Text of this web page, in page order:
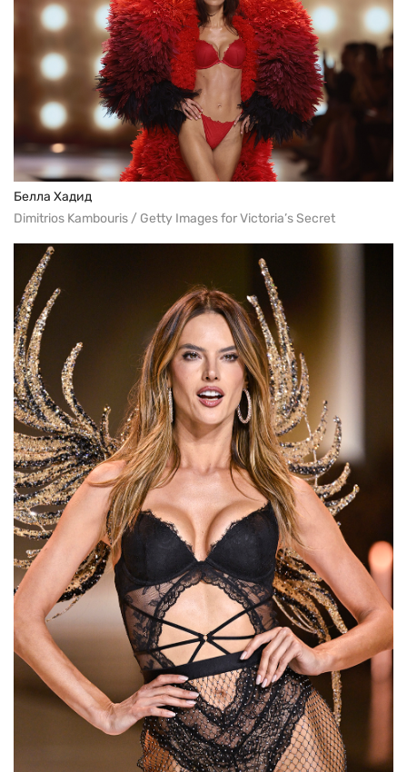
Белла Хадид
Dimitrios Kambouris / Getty Images for Victoria’s Secret